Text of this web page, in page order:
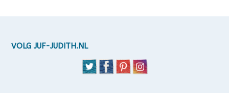
VOLG JUF-JUDITH.NL